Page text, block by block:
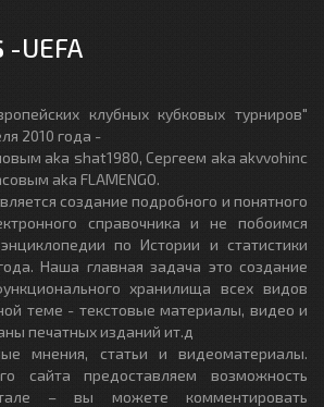
-UEFA
клубных кубковых турниров"
2010 года -
aka shat1980, Сергеем aka akvvohinc
aka FLAMENGO.
создание подробного и понятного
справочника и не побоимся
по Истории и статистики
Наша главная задача это создание
хранилища всех видов
теме - текстовые материалы, видео и
печатных изданий ит.д
мнения, статьи и видеоматериалы.
сайта предоставляем возможность
– вы можете комментировать